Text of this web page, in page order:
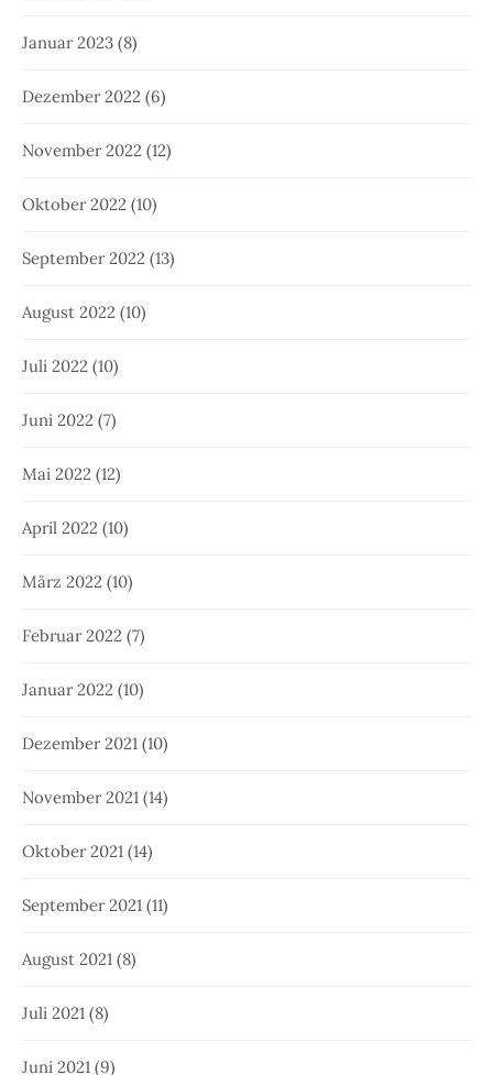
Januar 2023 (8)
Dezember 2022 (6)
November 2022 (12)
Oktober 2022 (10)
September 2022 (13)
August 2022 (10)
Juli 2022 (10)
Juni 2022 (7)
Mai 2022 (12)
April 2022 (10)
März 2022 (10)
Februar 2022 (7)
Januar 2022 (10)
Dezember 2021 (10)
November 2021 (14)
Oktober 2021 (14)
September 2021 (11)
August 2021 (8)
Juli 2021 (8)
Juni 2021 (9)